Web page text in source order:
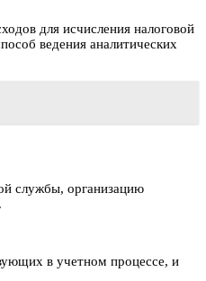
для исчисления налоговой
ведения аналитических
службы, организацию
в учетном процессе, и